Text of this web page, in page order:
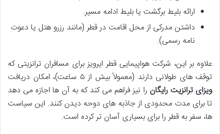
ارائه بلیط برگشت یا بلیط ادامه مسیر.
داشتن مدرکی از محل اقامت در قطر (مانند رزرو هتل یا دعوت
نامه رسمی).
علاوه بر این، شرکت هواپیمایی قطر ایرویز برای مسافران ترانزیتی که
توقف های طولانی دارند (معمولاً بیش از ۵ ساعت)، امکان دریافت
ویزای ترانزیت رایگان را نیز فراهم می کند که به آن ها اجازه می دهد
تا برای مدت محدودی از جاذبه های دوحه دیدن کنند. این سیاست
ها، سفر به قطر را برای بسیاری آسان تر کرده است.